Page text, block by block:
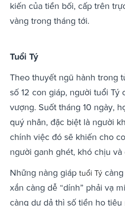
kiến của tiền bối, cấp trên
vàng trong tháng tới.
Tuổi Tý
Theo thuyết ngũ hành trong
số 12 con giáp, người tuổi Tý
vượng. Suốt tháng 10 ngày,
quý nhân, đặc biệt là người
chính việc đó sẽ khiến cho
người ganh ghét, khó chịu và
Những nàng giáp tuổi Tý
xắn càng dễ “dính” phải vạ
càng dư dả thì số tiền họ tiêu